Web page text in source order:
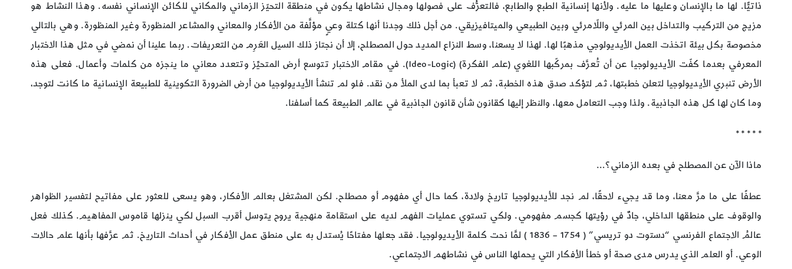
ذاتيًّا. لها ما بالإنسان وعليها ما عليه. ولأنها إنسانية الطبع والطابع، فالتعرُّف على فصولها ومجال نشاطها يكون في منطقة التحيّز الزماني والمكاني للكائن الإنساني نفسه. وهذا النشاط هو
مزيج من التركيب والتداخل بين المرئي واللّامرئي وبين الطبيعي والميتافيزيقي. من أجل ذلك وجدنا أنها كتلة وعيٍ مؤلَّفة من الأفكار والمعاني والمشاعر المنظورة وغير المنظورة. وهي بالتالي
مخصوصة بكل بيئة اتخذت العمل الأيديولوجي مذهبًا لها. لهذا لا يسعنا، وسط النزاع المديد حول المصطلح، إلا أن نجتاز ذلك السيل العَرِم من التعريفات. ربما علينا أن نمضي في مثل هذا الاختبار
المعرفي بعدما كفّت الأيديولوجيا عن أن تُعرَّف بمركّبها اللغوي (علم الفكرة) (Ideo-Logic). في مقام الاختبار تتوسع أرض المتحيِّز وتتعدد معاني ما ينجزه من كلمات وأعمال. فعلى هذه
الأرض تنبري الأيديولوجيا لتعلن خطبتها، ثم لتؤكد صدق هذه الخطبة، ثم لا تعبأ بما لدى الملأ من نقد. فلو لم تنشأ الأيديولوجيا من أرض الضرورة التكوينية للطبيعة الإنسانية ما كانت لتوجد،
وما كان لها كل هذه الجاذبية. ولذا وجب التعامل معها، والنظر إليها كقانون شأن قانون الجاذبية في عالم الطبيعة كما أسلفنا.
* * * * *
ماذا الآن عن المصطلح في بعده الزماني؟…
عطفًا على ما مرَّ معنا، وما قد يجيء لاحقًا، لم نجد للأيديولوجيا تاريخ ولادة، كما حال أي مفهوم أو مصطلح. لكن المشتغل بعالم الأفكار، وهو يسعى للعثور على مفاتيح لتفسير الظواهر
والوقوف على منطقها الداخلي، جادٌ في رؤيتها كجسم مفهومي. ولكي تستوي عمليات الفهم لديه على استقامة منهجية يروح يتوسل أقرب السبل لكي ينزلها قاموس المفاهيم. كذلك فعل
عالمُ الاجتماع الفرنسي “دستوت دو تريسي” ( 1754 – 1836 ) لمَّا نحت كلمة الأيديولوجيا. فقد جعلها مفتاحًا يُستدل به على منطق عمل الأفكار في أحداث التاريخ. ثم عرَّفها بأنها علم حالات
الوعي. أو العلم الذي يدرس مدى صحة أو خطأ الأفكار التي يحملها الناس في نشاطهم الاجتماعي.